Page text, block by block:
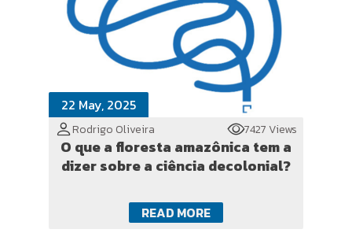
22 May, 2025
Rodrigo Oliveira 7427 Views
O que a floresta amazônica tem a
dizer sobre a ciência decolonial?
READ MORE